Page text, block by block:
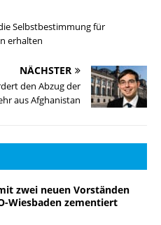
Selbstbestimmung für
erhalten
NÄCHSTER
den Abzug der
aus Afghanistan
zwei neuen Vorständen
Wiesbaden zementiert